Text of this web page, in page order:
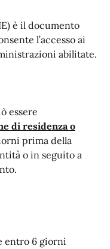
è il documento
l’accesso ai
abilitate.
essere
di residenza o
prima della
o in seguito a
entro 6 giorni